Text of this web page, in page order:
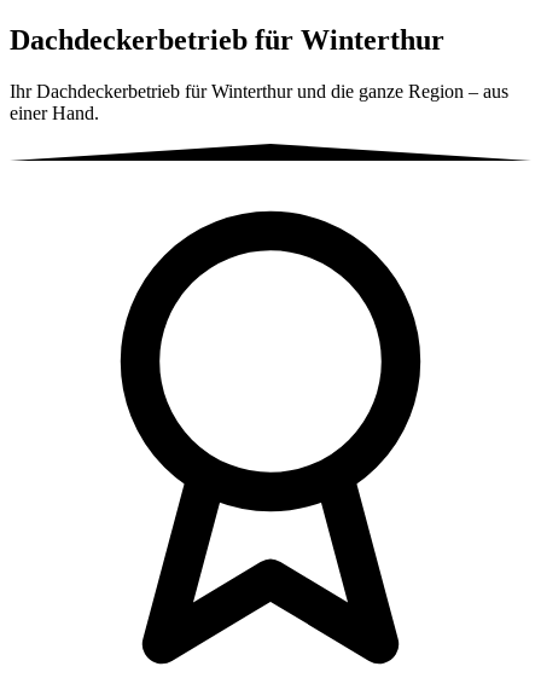
Dachdeckerbetrieb für Winterthur
Ihr Dachdeckerbetrieb für Winterthur und die ganze Region – aus
einer Hand.